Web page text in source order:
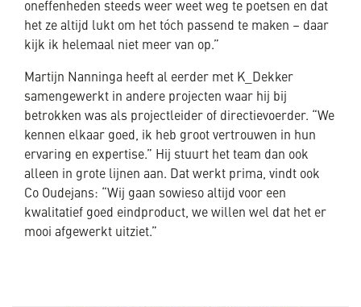
oneffenheden steeds weer weet weg te poetsen en dat
het ze altijd lukt om het tóch passend te maken – daar
kijk ik helemaal niet meer van op.”
Martijn Nanninga heeft al eerder met K_Dekker
samengewerkt in andere projecten waar hij bij
betrokken was als projectleider of directievoerder. “We
kennen elkaar goed, ik heb groot vertrouwen in hun
ervaring en expertise.” Hij stuurt het team dan ook
alleen in grote lijnen aan. Dat werkt prima, vindt ook
Co Oudejans: “Wij gaan sowieso altijd voor een
kwalitatief goed eindproduct, we willen wel dat het er
mooi afgewerkt uitziet.”